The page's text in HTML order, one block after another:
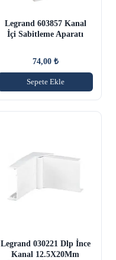
Legrand 603857 Kanal
İçi Sabitleme Aparatı
74,00 ₺
Sepete Ekle
Legrand 030221 Dlp İnce
Kanal 12.5X20Mm